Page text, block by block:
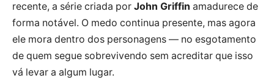
recente, a série criada por John Griffin amadurece de
forma notável. O medo continua presente, mas agora
ele mora dentro dos personagens — no esgotamento
de quem segue sobrevivendo sem acreditar que isso
vá levar a algum lugar.